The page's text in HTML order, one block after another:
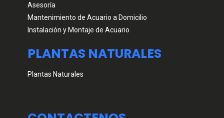
Asesoría
Mantenimiento de Acuario a Domicilio
Instalación y Montaje de Acuario
PLANTAS NATURALES
Plantas Naturales